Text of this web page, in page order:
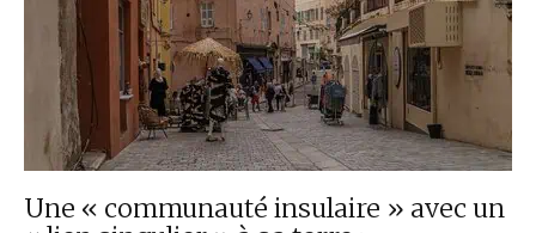
Une « communauté insulaire » avec un